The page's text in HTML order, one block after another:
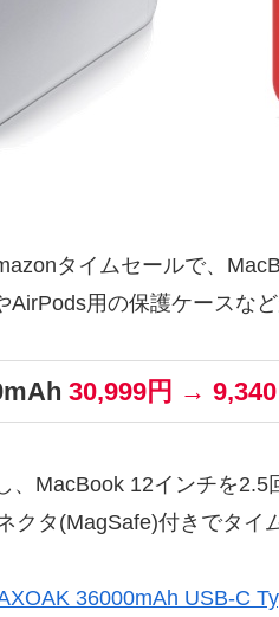
タイムセールで、
AirPods用の保護ケースな
30,999円 → 9,340
MacBook 12インチを2.5
クタ(MagSafe)付きでタイ
36000mAh USB-C